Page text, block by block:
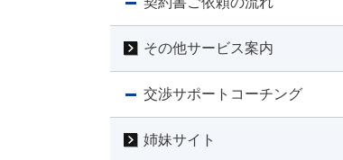
その他サービス案内
交渉サポートコーチング
姉妹サイト